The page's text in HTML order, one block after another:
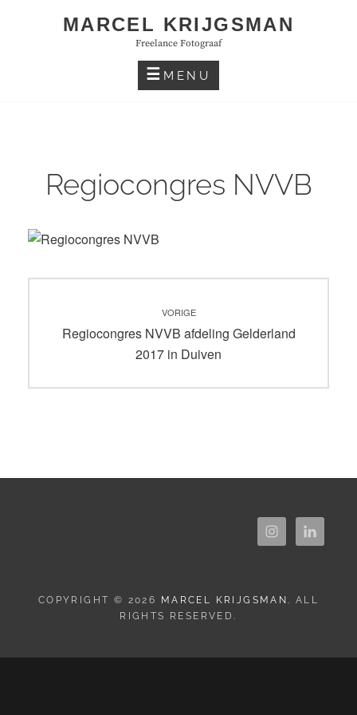
MARCEL KRIJGSMAN
Freelance Fotograaf
MENU
Regiocongres NVVB
navigatie
VORIGE
Vorig
Regiocongres NVVB afdeling Gelderland
2017 in Duiven
COPYRIGHT © 2026 MARCEL KRIJGSMAN. ALL
RIGHTS RESERVED.